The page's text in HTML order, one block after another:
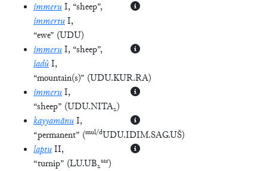
immeruI, “sheep”,
immertuI,
“ewe” (UDU)
immeruI, “sheep”,
šadûI,
“mountain(s)” (UDU.KUR.RA)
immeruI,
“sheep” (UDU.NITA₂)
kayyamānuI,
“permanent” (mul/dUDU.IDIM.SAG.UŠ)
laptuII,
“turnip” (LU.UB₂sar)